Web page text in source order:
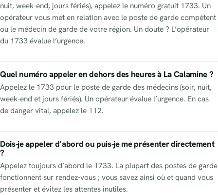
nuit, week-end, jours fériés), appelez le numéro gratuit 1733. Un
opérateur vous met en relation avec le poste de garde compétent
ou le médecin de garde de votre région. Un doute ? L’opérateur
du 1733 évalue l’urgence.
Quel numéro appeler en dehors des heures à La Calamine ?
Appelez le 1733 pour le poste de garde des médecins (soir, nuit,
week-end et jours fériés). Un opérateur évalue l’urgence. En cas
de danger vital, appelez le 112.
Dois-je appeler d’abord ou puis-je me présenter directement
?
Appelez toujours d’abord le 1733. La plupart des postes de garde
fonctionnent sur rendez-vous ; vous savez ainsi où et quand vous
présenter et évitez les attentes inutiles.